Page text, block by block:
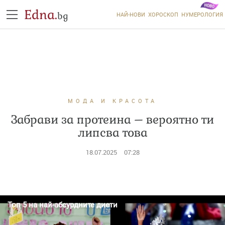
Edna.bg НАЙ-НОВИ ХОРОСКОП НУМЕРОЛОГИЯ
МОДА И КРАСОТА
Забрави за протеина – вероятно ти
липсва това
18.07.2025 07:28